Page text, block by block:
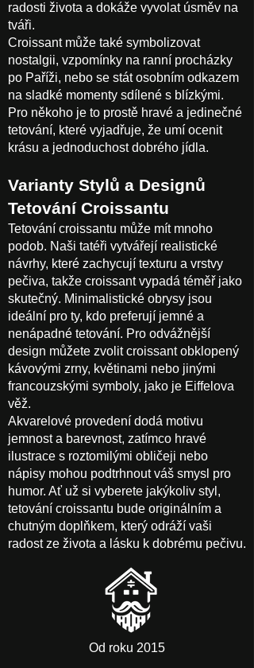
radosti života a dokáže vyvolat úsměv na
tváři.
Croissant může také symbolizovat
nostalgii, vzpomínky na ranní procházky
po Paříži, nebo se stát osobním odkazem
na sladké momenty sdílené s blízkými.
Pro někoho je to prostě hravé a jedinečné
tetování, které vyjadřuje, že umí ocenit
krásu a jednoduchost dobrého jídla.
Varianty Stylů a Designů
Tetování Croissantu
Tetování croissantu může mít mnoho
podob. Naši tatéři vytvářejí realistické
návrhy, které zachycují texturu a vrstvy
pečiva, takže croissant vypadá téměř jako
skutečný. Minimalistické obrysy jsou
ideální pro ty, kdo preferují jemné a
nenápadné tetování. Pro odvážnější
design můžete zvolit croissant obklopený
kávovými zrny, květinami nebo jinými
francouzskými symboly, jako je Eiffelova
věž.
Akvarelové provedení dodá motivu
jemnost a barevnost, zatímco hravé
ilustrace s roztomilými obličeji nebo
nápisy mohou podtrhnout váš smysl pro
humor. Ať už si vyberete jakýkoliv styl,
tetování croissantu bude originálním a
chutným doplňkem, který odráží vaši
radost ze života a lásku k dobrému pečivu.
Od roku 2015